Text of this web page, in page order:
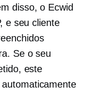
disso, o Ecwid
e seu cliente
Se o seu
este